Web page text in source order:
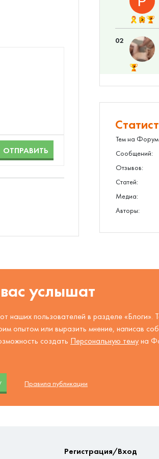
ОТПРАВИТЬ
02
Тем на
Сообщений:
Отзывов:
Статей:
Медиа:
Авторы:
услышат
от наших пользователей в разделе «Блоги».
опытом или выразить мнение, написав
создать Персональную тему на
Правила публикации
Регистрация/Вход